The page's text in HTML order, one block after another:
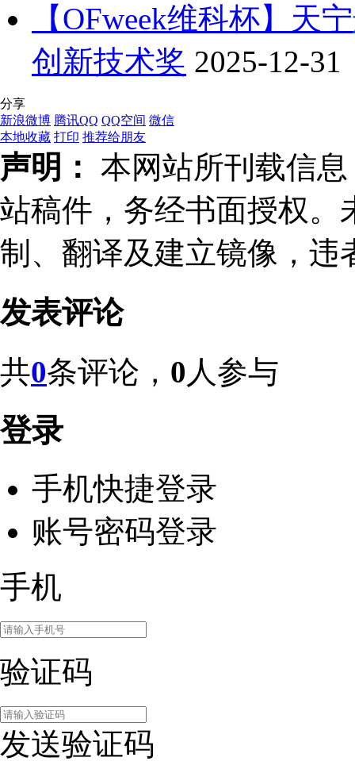
【OFweek维科杯】天宁
创新技术奖 2025-12-31
分享
新浪微博 腾讯QQ QQ空间 微信
本地收藏 打印 推荐给朋友
声明： 本网站所刊载信
站稿件，务经书面授权。
制、翻译及建立镜像，违
发表评论
共0条评论， 0 人参与
登录
手机快捷登录
账号密码登录
手机
验证码
发送验证码